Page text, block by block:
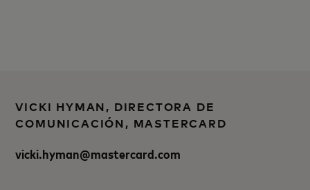
VICKI HYMAN, DIRECTORA DE
COMUNICACIÓN, MASTERCARD
vicki.hyman@mastercard.com